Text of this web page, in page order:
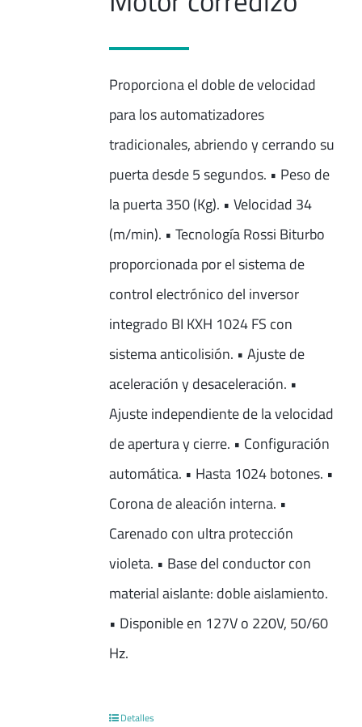
Proporciona el doble de velocidad
para los automatizadores
tradicionales, abriendo y cerrando su
puerta desde 5 segundos. • Peso de
la puerta 350 (Kg). • Velocidad 34
(m/min). • Tecnología Rossi Biturbo
proporcionada por el sistema de
control electrónico del inversor
integrado BI KXH 1024 FS con
sistema anticolisión. • Ajuste de
aceleración y desaceleración. •
Ajuste independiente de la velocidad
de apertura y cierre. • Configuración
automática. • Hasta 1024 botones. •
Corona de aleación interna. •
Carenado con ultra protección
violeta. • Base del conductor con
material aislante: doble aislamiento.
• Disponible en 127V o 220V, 50/60
Hz.
Detalles